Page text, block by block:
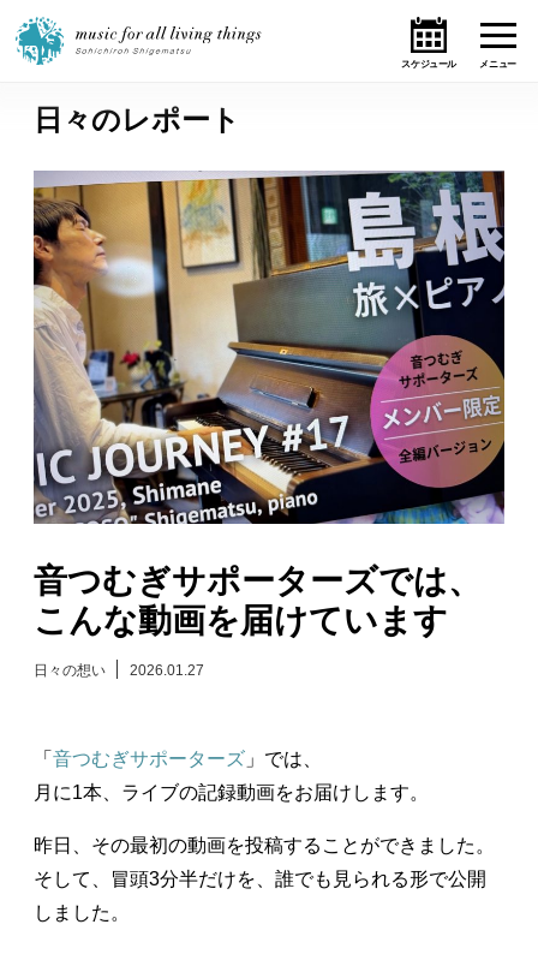
ホーム
ニュース
テーマ
ライブ・スケジュール
作品
オンライン・ショップ
ギャラリー
日々のレポート
演奏依頼
お問い合わせ
日々のレポート
音つむぎサポーターズでは、
こんな動画を届けています
日々の想い 2026.01.27
「 音つむぎサポーターズ 」では、
月に1本、ライブの記録動画をお届けします。
昨日、その最初の動画を投稿することができました。
そして、冒頭3分半だけを、誰でも見られる形で公開
しました。